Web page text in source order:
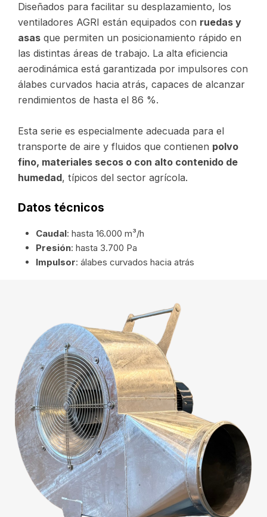
Diseñados para facilitar su desplazamiento, los
ventiladores AGRI están equipados con ruedas y
asas que permiten un posicionamiento rápido en
las distintas áreas de trabajo. La alta eficiencia
aerodinámica está garantizada por impulsores con
álabes curvados hacia atrás, capaces de alcanzar
rendimientos de hasta el 86 %.
Esta serie es especialmente adecuada para el
transporte de aire y fluidos que contienen polvo
fino, materiales secos o con alto contenido de
humedad, típicos del sector agrícola.
Datos técnicos
Caudal: hasta 16.000 m³/h
Presión: hasta 3.700 Pa
Impulsor: álabes curvados hacia atrás